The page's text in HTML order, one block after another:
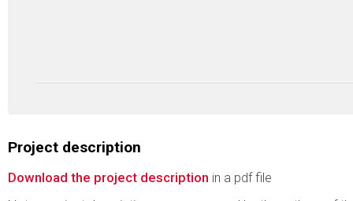
Project description
Download the project description in a pdf file